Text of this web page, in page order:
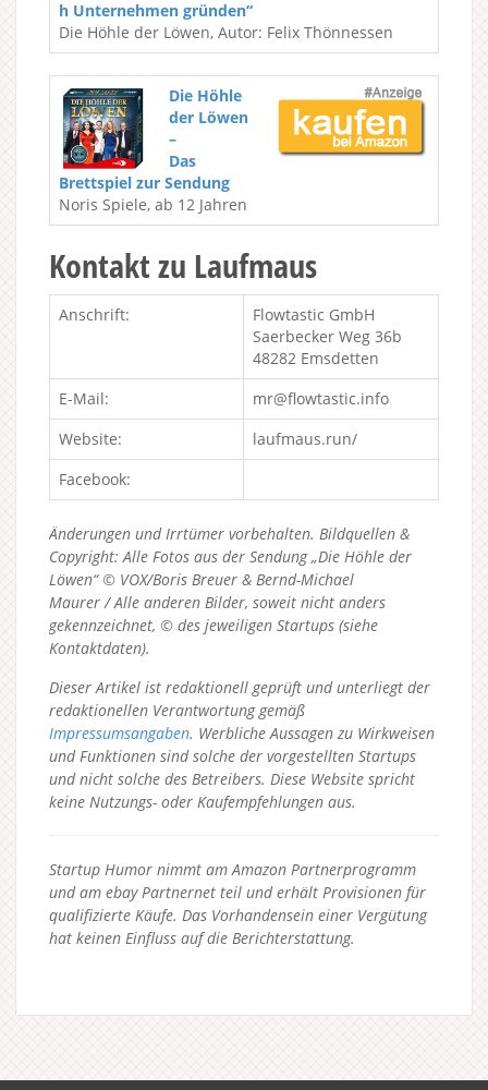
h Unternehmen gründen“
Die Höhle der Löwen, Autor: Felix Thönnessen
Die Höhle
der Löwen
–
Das
Brettspiel zur Sendung
Noris Spiele, ab 12 Jahren
Kontakt zu Laufmaus
Anschrift:
Flowtastic GmbH
Saerbecker Weg 36b
48282 Emsdetten
E-Mail:
mr@flowtastic.info
Website:
laufmaus.run/
Facebook:
Änderungen und Irrtümer vorbehalten. Bildquellen &
Copyright: Alle Fotos aus der Sendung „Die Höhle der
Löwen“ © VOX/Boris Breuer & Bernd-Michael
Maurer / Alle anderen Bilder, soweit nicht anders
gekennzeichnet, © des jeweiligen Startups (siehe
Kontaktdaten).
Dieser Artikel ist redaktionell geprüft und unterliegt der
redaktionellen Verantwortung gemäß
Impressumsangaben. Werbliche Aussagen zu Wirkweisen
und Funktionen sind solche der vorgestellten Startups
und nicht solche des Betreibers. Diese Website spricht
keine Nutzungs- oder Kaufempfehlungen aus.
Startup Humor nimmt am Amazon Partnerprogramm
und am ebay Partnernet teil und erhält Provisionen für
qualifizierte Käufe. Das Vorhandensein einer Vergütung
hat keinen Einfluss auf die Berichterstattung.